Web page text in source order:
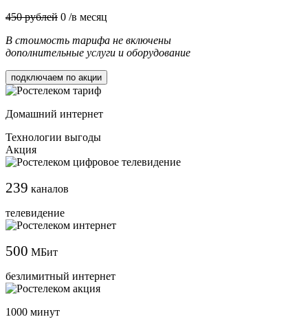
450 рублей 0 /в месяц
В стоимость тарифа не включены
дополнительные услуги и оборудование
подключаем по акции
Домашний интернет
Технологии выгоды
Акция
239 каналов
телевидение
500 МБит
безлимитный интернет
1000 минут